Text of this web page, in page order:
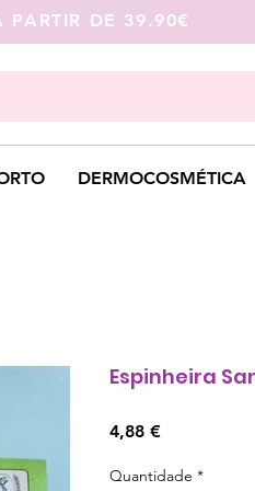
DERMOCOSMÉTICA
PARTIR DE 39.90€
Espinheira
4,88 €Preço
Quantidade *